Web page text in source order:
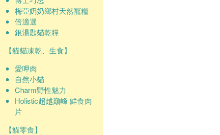
梅亞奶奶鄉村天然寵糧
倍適選
銀湯匙貓乾糧
【貓貓凍乾、生食】
愛呷肉
自然小貓
Charm野性魅力
Holistic超越巔峰 鮮食肉
片
【貓零食】